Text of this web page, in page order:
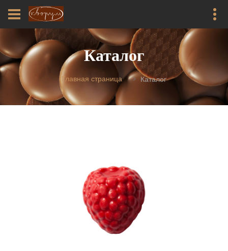
Каталог
Главная страница Каталог